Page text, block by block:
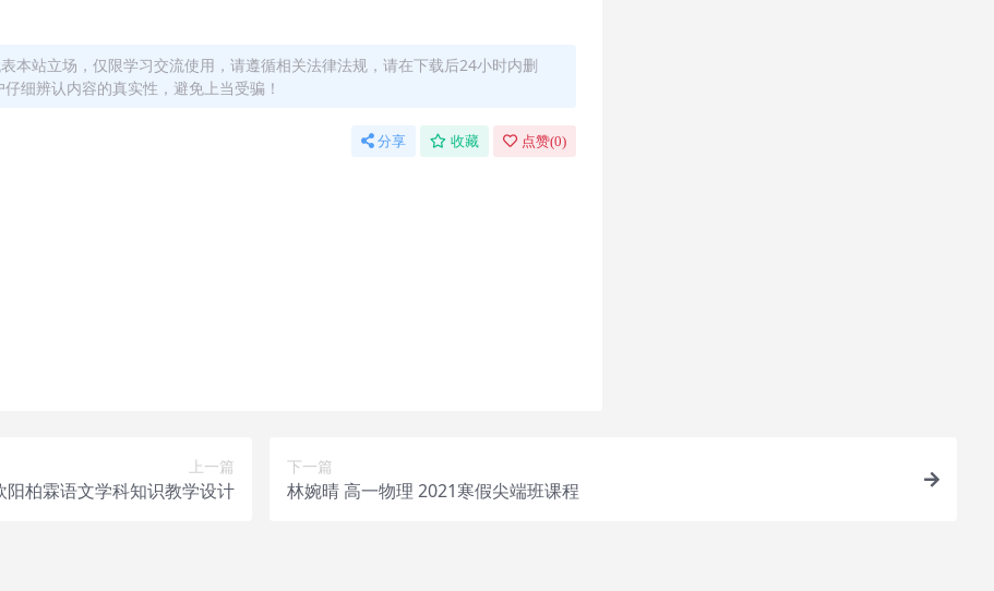
本站立场，仅限学习交流使用，请遵循相关法律法规，请在下载后24小时内删
细辨认内容的真实性，避免上当受骗！
分享 收藏 点赞(0)
上一篇
柏霖语文学科知识教学设计
下一篇
林婉晴 高一物理 2021寒假尖端班课程